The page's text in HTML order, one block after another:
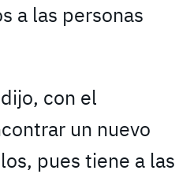
a las personas
con el
un nuevo
pues tiene a las